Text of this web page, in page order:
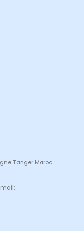
Tanger Maroc